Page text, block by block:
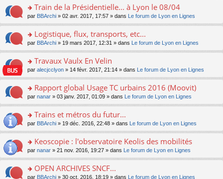
ré
c
e
nt
le
pl
u
ré
c
e
nt
n
n
le
pl
u
ré
c
e
nt
a
g
e
n
n
le
pl
u
ré
c
e
nt
m
e
a
g
e
n
n
le
pl
u
ré
c
e
nt
ult
er
le
m
e
a
g
e
n
n
le
pl
u
ré
c
e
nt
o
n
ult
er
le
m
e
a
g
e
n
n
le
pl
u
ré
Train de la Présidentielle... à Lyon le 08/04
par BBArchi » 02 avr. 2017, 17:57 » dans Le forum de Lyon en Lignes
o
n
ult
er
le
m
e
a
g
e
n
n
le
pl
Logistique, flux, transports, etc...
par BBArchi » 19 mars 2017, 12:31 » dans Le forum de Lyon en Lignes
o
n
ult
er
le
m
e
a
g
e
n
Travaux Vaulx En Velin
par alecjcclyon » 14 févr. 2017, 21:14 » dans Le forum de Lyon en Lignes
o
n
ult
er
le
m
e
a
Rapport global Usage TC urbains 2016 (Moovit)
par nanar » 03 janv. 2017, 01:09 » dans Le forum de Lyon en Lignes
o
n
ult
er
le
m
e
Trains et métros du futur...
par BBArchi » 19 déc. 2016, 22:48 » dans Le forum de Lyon en Lignes
o
n
ult
Keoscopie : l'observatoire Keolis des mobilités
par nanar » 21 nov. 2016, 19:27 » dans Le forum de Lyon en Lignes
o
OPEN ARCHIVES SNCF...
par BBArchi » 30 oct. 2016, 18:19 » dans Le forum de Lyon en Lignes